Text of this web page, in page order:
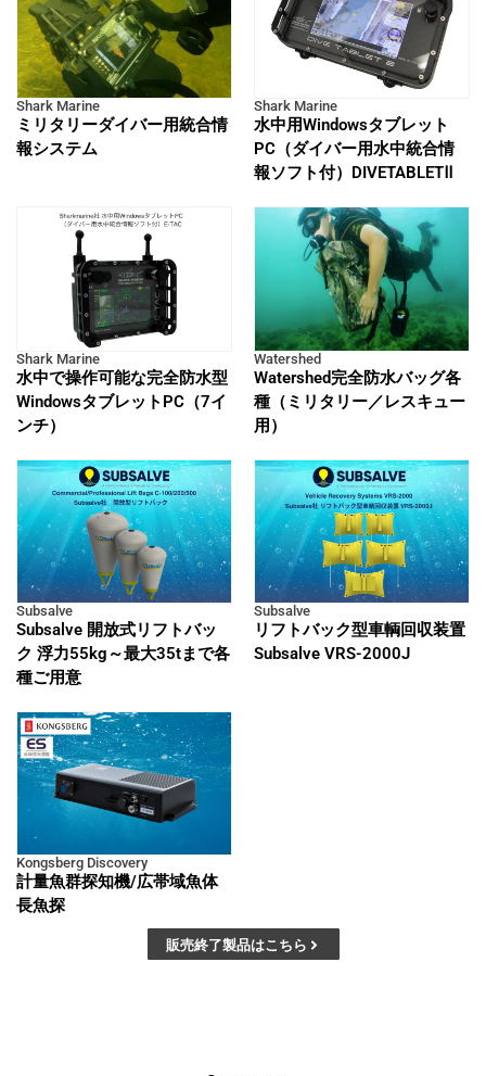
Shark Marine
ミリタリーダイバー用統合情
報システム
Shark Marine
水中用Windowsタブレット
PC（ダイバー用水中統合情
報ソフト付）DIVETABLETⅡ
Shark Marine
水中で操作可能な完全防水型
WindowsタブレットPC（7イ
ンチ）
Watershed
Watershed完全防水バッグ各
種（ミリタリー／レスキュー
用）
Subsalve
Subsalve 開放式リフトバッ
ク 浮力55kg～最大35tまで各
種ご用意
Subsalve
リフトバック型車輌回収装置
Subsalve VRS-2000J
Kongsberg Discovery
計量魚群探知機/広帯域魚体
長魚探
販売終了製品はこちら